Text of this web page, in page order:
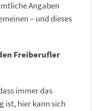
Angaben
– und dieses
Freiberufler
immer das
ist, hier kann sich